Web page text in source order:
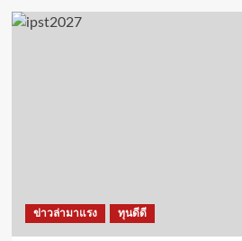
ข่าวล่ามาแรง ทุนดีดี